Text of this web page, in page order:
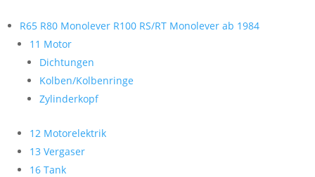
R65 R80 Monolever R100 RS/RT Monolever ab 1984
11 Motor
Dichtungen
Kolben/Kolbenringe
Zylinderkopf
12 Motorelektrik
13 Vergaser
16 Tank